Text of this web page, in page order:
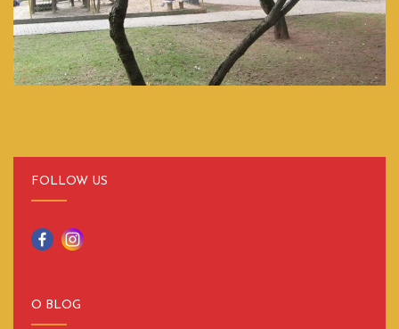
FOLLOW US
O BLOG